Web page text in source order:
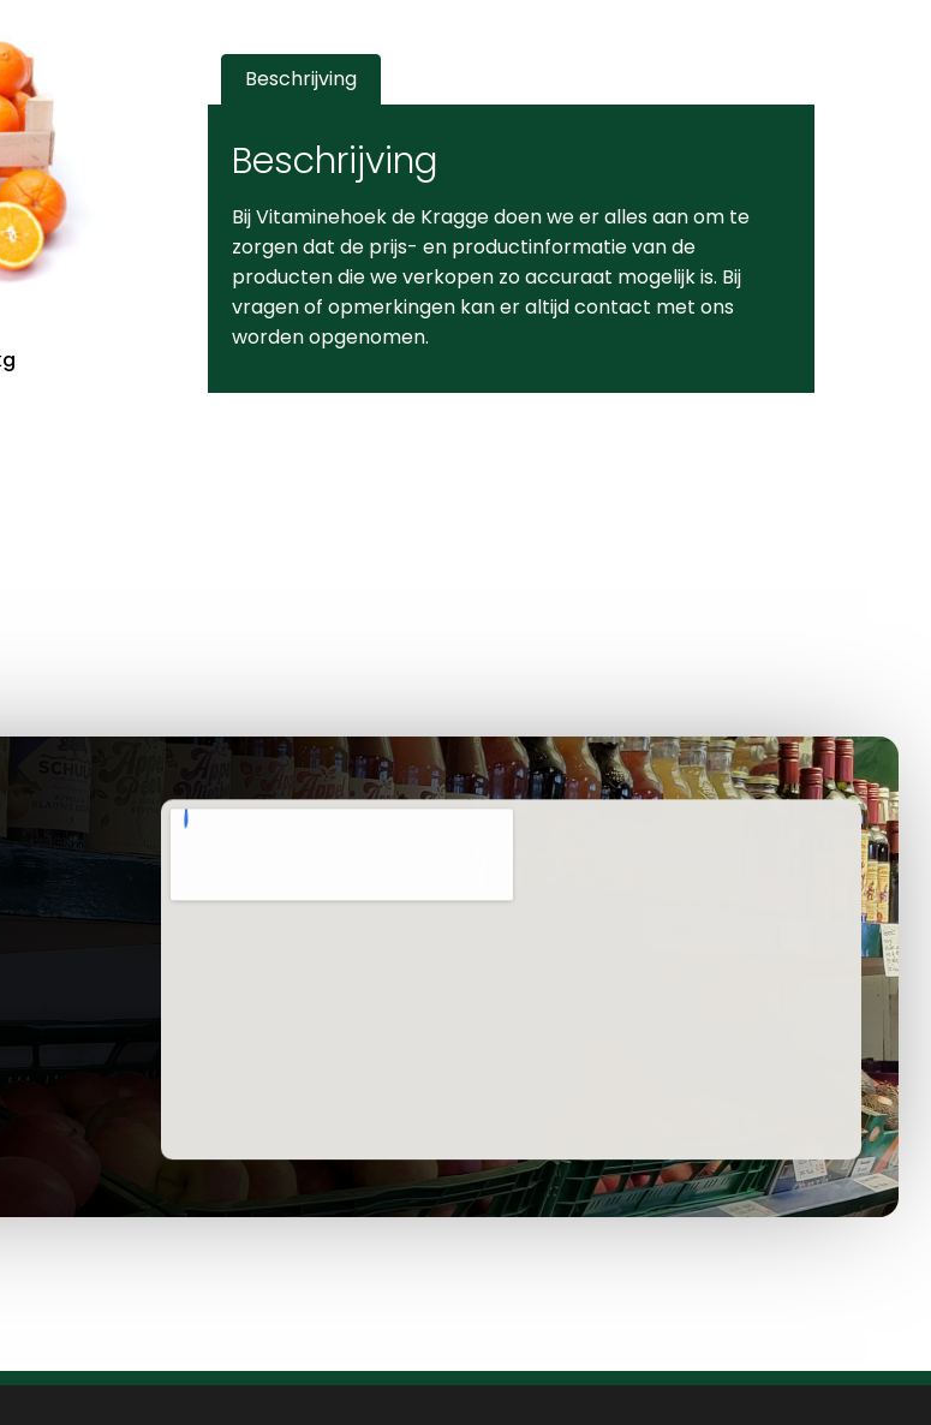
Beschrijving
Beschrijving
Bij Vitaminehoek de Kragge doen we er alles aan om te
zorgen dat de prijs- en productinformatie van de
producten die we verkopen zo accuraat mogelijk is. Bij
vragen of opmerkingen kan er altijd contact met ons
worden opgenomen.